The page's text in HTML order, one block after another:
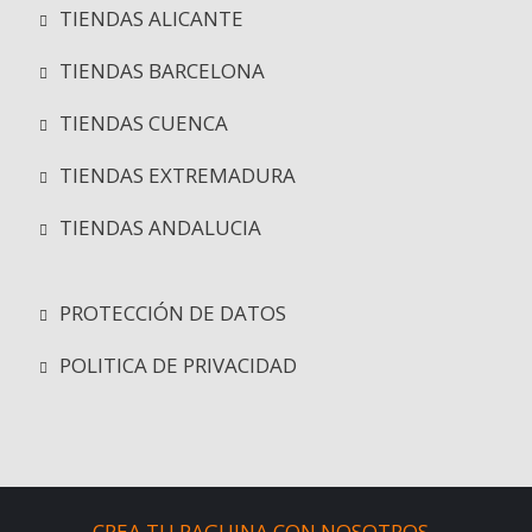
TIENDAS ALICANTE
TIENDAS BARCELONA
TIENDAS CUENCA
TIENDAS EXTREMADURA
TIENDAS ANDALUCIA
PROTECCIÓN DE DATOS
POLITICA DE PRIVACIDAD